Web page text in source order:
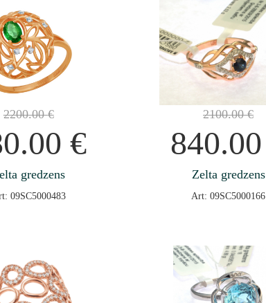
2200.00€
€
gredzens
09SC5000483
2100.00€
840.00
Zelta gredzens
Art: 09SC5000166